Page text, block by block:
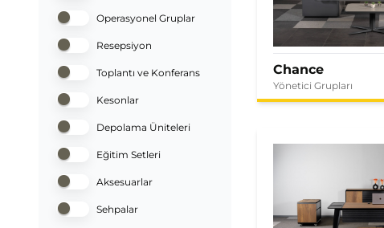
Operasyonel Gruplar
Resepsiyon
Toplantı ve Konferans
Kesonlar
Depolama Üniteleri
Eğitim Setleri
Aksesuarlar
Sehpalar
Chance
Yönetici Grupları